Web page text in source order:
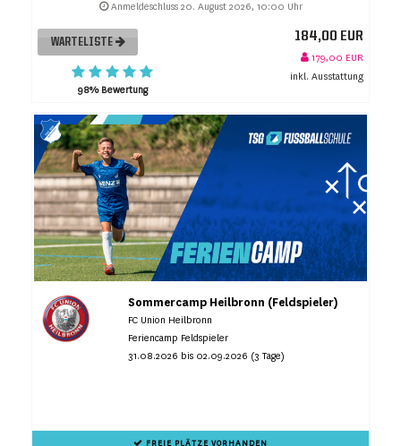
Anmeldeschluss 20. August 2026, 10:00 Uhr
WARTELISTE
98% Bewertung
184,00 EUR
179,00 EUR
inkl. Ausstattung
Sommercamp Heilbronn (Feldspieler)
FC Union Heilbronn
Feriencamp Feldspieler
31.08.2026 bis 02.09.2026 (3 Tage)
FREIE PLÄTZE VORHANDEN